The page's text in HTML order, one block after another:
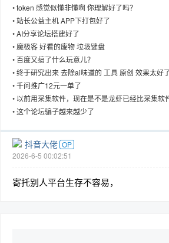
•token 感觉似懂非懂啊 你理解好了吗？
•站长公益主机 APP下打包好了
•AI分享论坛搭建好了
• 魔极客 好看的废物 垃圾键盘
•百度又搞了什么玩意儿？
•终于研究出来 去除ai味道的 工具 原创 效果太好
•千问推广12元一单了
• 以前用采集软件，现在是不是龙虾已经比采集软
•这个论坛骗子越来越少了
抖音大佬 OP
2026-6-5 00:02:51
寄托别人平台生存不容易，